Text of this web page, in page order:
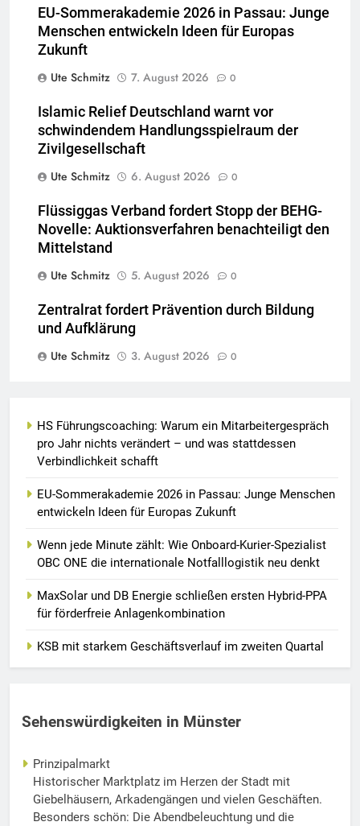
EU-Sommerakademie 2026 in Passau: Junge
Menschen entwickeln Ideen für Europas
Zukunft
Ute Schmitz
7. August 2026 0
Islamic Relief Deutschland warnt vor
schwindendem Handlungsspielraum der
Zivilgesellschaft
Ute Schmitz
6. August 2026 0
Flüssiggas Verband fordert Stopp der BEHG-
Novelle: Auktionsverfahren benachteiligt den
Mittelstand
Ute Schmitz
5. August 2026 0
Zentralrat fordert Prävention durch Bildung
und Aufklärung
Ute Schmitz
3. August 2026 0
HS Führungscoaching: Warum ein Mitarbeitergespräch
pro Jahr nichts verändert – und was stattdessen
Verbindlichkeit schafft
EU-Sommerakademie 2026 in Passau: Junge Menschen
entwickeln Ideen für Europas Zukunft
Wenn jede Minute zählt: Wie Onboard-Kurier-Spezialist
OBC ONE die internationale Notfalllogistik neu denkt
MaxSolar und DB Energie schließen ersten Hybrid-PPA
für förderfreie Anlagenkombination
KSB mit starkem Geschäftsverlauf im zweiten Quartal
Sehenswürdigkeiten in Münster
Prinzipalmarkt
Historischer Marktplatz im Herzen der Stadt mit
Giebelhäusern, Arkadengängen und vielen Geschäften.
Besonders schön: Die Abendbeleuchtung und die